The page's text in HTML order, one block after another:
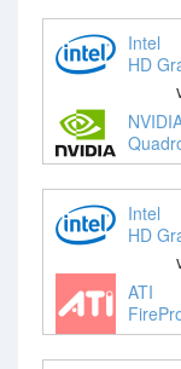
Intel
HD
Intel
HD
ATI